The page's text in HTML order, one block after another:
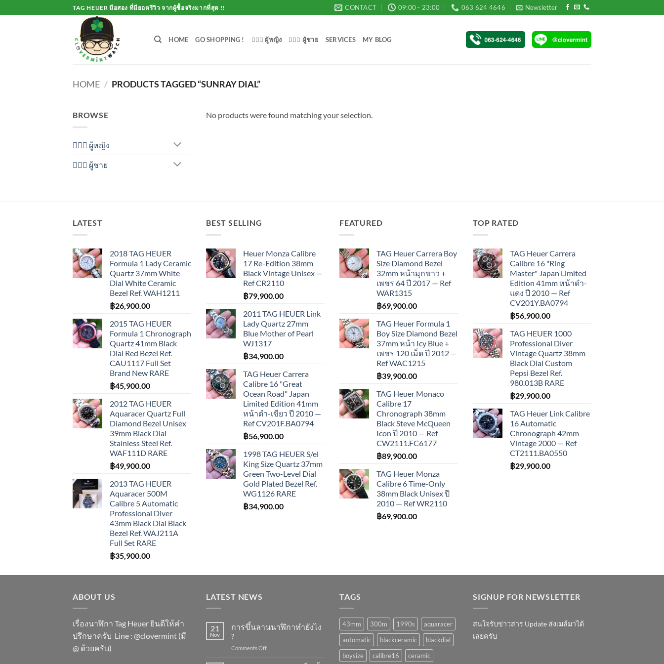
to
TAG HEUER มือสอง ที่มียอดรีวิว จากผู้ซื้อจริงมากที่สุด !! CONTACT 09:00 - 23:00 063 624 4646 Newsletter
HOME GO SHOPPING ! 💁🏻‍♀️ ผู้หญิง 🙋🏻‍♂️ ผู้ชาย SERVICES MY BLOG
HOME / PRODUCTS TAGGED “SUNRAY DIAL”
BROWSE
💁🏻‍♀️ ผู้หญิง
🙋🏻‍♂️ ผู้ชาย
No products were found matching your selection.
LATEST
2018 TAG HEUER
Formula 1 Lady Ceramic
Quartz 37mm White
Dial White Ceramic
Bezel Ref. WAH1211
฿26,900.00
2015 TAG HEUER
Formula 1 Chronograph
Quartz 41mm Black
Dial Red Bezel Ref.
CAU1117 Full Set
Brand New RARE
฿45,900.00
2012 TAG HEUER
Aquaracer Quartz Full
Diamond Bezel Unisex
39mm Black Dial
Stainless Steel Ref.
WAF111D RARE
฿49,900.00
2013 TAG HEUER
Aquaracer 500M
Calibre 5 Automatic
Professional Diver
43mm Black Dial Black
Bezel Ref. WAJ211A
Full Set RARE
฿35,900.00
BEST SELLING
Heuer Monza Calibre
17 Re-Edition 38mm
Black Vintage Unisex —
Ref CR2110
฿79,900.00
2011 TAG HEUER Link
Lady Quartz 27mm
Blue Mother of Pearl
WJ1317
฿34,900.00
TAG Heuer Carrera
Calibre 16 "Great
Ocean Road" Japan
Limited Edition 41mm
หน้าดำ-เขียว ปี 2010 —
Ref CV201F.BA0794
฿56,900.00
1998 TAG HEUER S/el
King Size Quartz 37mm
Green Two-Level Dial
Gold Plated Bezel Ref.
WG1126 RARE
฿34,900.00
FEATURED
TAG Heuer Carrera Boy
Size Diamond Bezel
32mm หน้ามุกขาว +
เพชร 64 ปี 2017 — Ref
WAR1315
฿69,900.00
TAG Heuer Formula 1
Boy Size Diamond Bezel
37mm หน้า Icy Blue +
เพชร 120 เม็ด ปี 2012 —
Ref WAC1215
฿39,900.00
TAG Heuer Monaco
Calibre 17
Chronograph 38mm
Black Steve McQueen
Icon ปี 2010 — Ref
CW2111.FC6177
฿89,900.00
TAG Heuer Monza
Calibre 6 Time-Only
38mm Black Unisex ปี
2010 — Ref WR2110
฿69,900.00
TOP RATED
TAG Heuer Carrera
Calibre 16 "Ring
Master" Japan Limited
Edition 41mm หน้าดำ-
แดง ปี 2010 — Ref
CV201Y.BA0794
฿56,900.00
TAG HEUER 1000
Professional Diver
Vintage Quartz 38mm
Black Dial Custom
Pepsi Bezel Ref.
980.013B RARE
฿29,900.00
TAG Heuer Link Calibre
16 Automatic
Chronograph 42mm
Vintage 2000 — Ref
CT2111.BA0550
฿29,900.00
ABOUT US
เรื่องนาฬิกา Tag Heuer ยินดีให้คำ
ปรึกษาครับ ​Line : @clovermint (มี
@ ด้วยครับ)
LATEST NEWS
21
Nov
การขึ้นลานนาฬิกาทำยังไง
?
Comments Offon
TAGS
43mm 300m 1990s
aquaracer
automatic
blackceramic
blackdial
boysize
calibre16
ceramic
SIGNUP FOR NEWSLETTER
สนใจรับข่าวสาร Update ส่งเมล์มาได้
เลยครับ